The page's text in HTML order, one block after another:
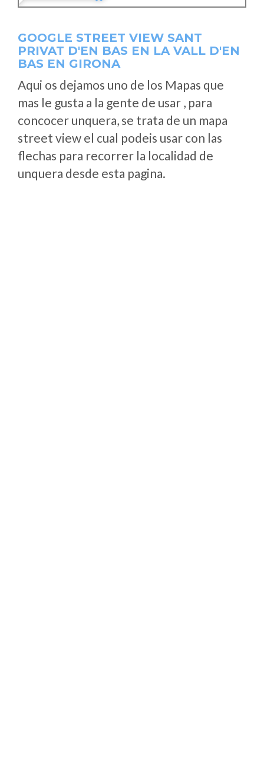
GOOGLE STREET VIEW SANT
PRIVAT D'EN BAS EN LA VALL D'EN
BAS EN GIRONA
Aqui os dejamos uno de los Mapas que
mas le gusta a la gente de usar , para
concocer unquera, se trata de un mapa
street view el cual podeis usar con las
flechas para recorrer la localidad de
unquera desde esta pagina.